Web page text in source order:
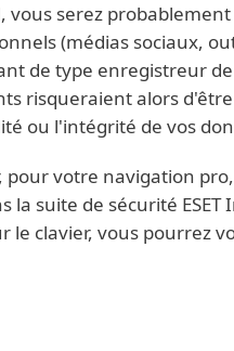
vous serez
(médias sociaux,
de type enregistreur
risqueraient alors
ou l'intégrité de vos
pour votre navigation
la suite de sécurité
clavier, vous pourrez